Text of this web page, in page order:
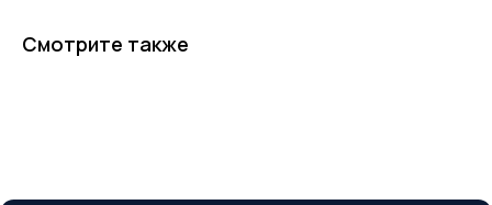
Смотрите также
© Альянс Групп, 2025